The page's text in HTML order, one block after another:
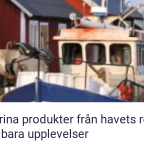
från havets resurser till
upplevelser